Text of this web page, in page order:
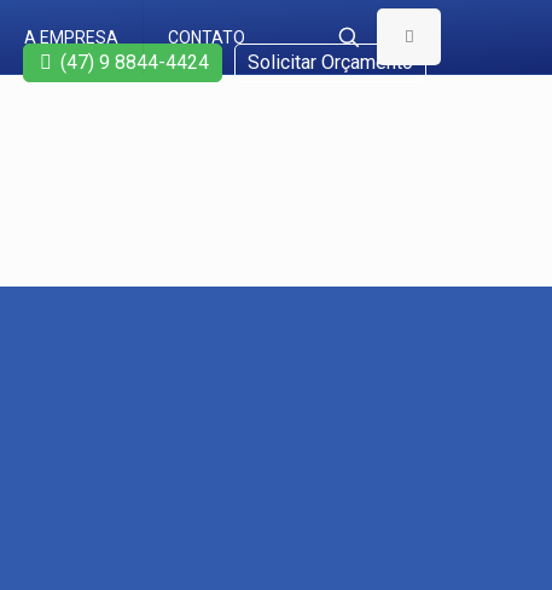
A EMPRESA CONTATO
(47) 9 8844-4424 Solicitar Orçamento